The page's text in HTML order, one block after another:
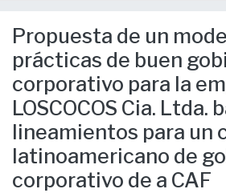
Propuesta de un
prácticas de buen
corporativo para la
LOSCOCOS Cia. Ltda.
lineamientos para un
latinoamericano de
corporativo de a CAF